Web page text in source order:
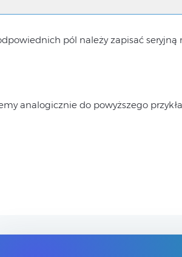
pól należy zapisać seryjną
analogicznie do powyższego